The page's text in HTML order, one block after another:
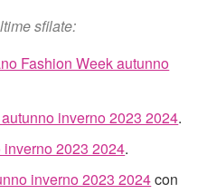
sfilate:
Fashion Week autunno
inverno 2023 2024.
2023 2024.
inverno 2023 2024con